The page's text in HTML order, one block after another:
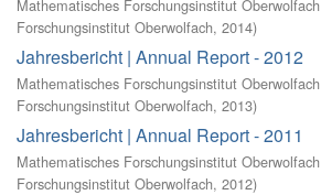
Mathematisches Forschungsinstitut Oberwolfach
Forschungsinstitut Oberwolfach, 2014)
Jahresbericht | Annual Report - 2012
Mathematisches Forschungsinstitut Oberwolfach
Forschungsinstitut Oberwolfach, 2013)
Jahresbericht | Annual Report - 2011
Mathematisches Forschungsinstitut Oberwolfach
Forschungsinstitut Oberwolfach, 2012)